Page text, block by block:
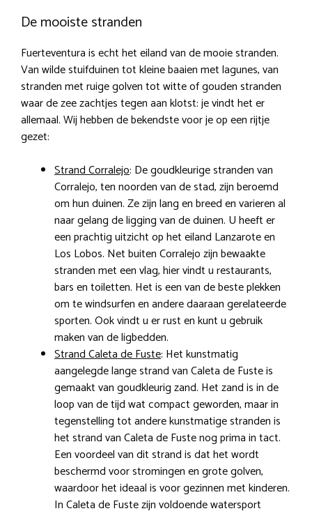
De mooiste stranden
Fuerteventura is echt het eiland van de mooie stranden.
Van wilde stuifduinen tot kleine baaien met lagunes, van
stranden met ruige golven tot witte of gouden stranden
waar de zee zachtjes tegen aan klotst: je vindt het er
allemaal. Wij hebben de bekendste voor je op een rijtje
gezet:
Strand Corralejo: De goudkleurige stranden van
Corralejo, ten noorden van de stad, zijn beroemd
om hun duinen. Ze zijn lang en breed en varieren al
naar gelang de ligging van de duinen. U heeft er
een prachtig uitzicht op het eiland Lanzarote en
Los Lobos. Net buiten Corralejo zijn bewaakte
stranden met een vlag, hier vindt u restaurants,
bars en toiletten. Het is een van de beste plekken
om te windsurfen en andere daaraan gerelateerde
sporten. Ook vindt u er rust en kunt u gebruik
maken van de ligbedden.
Strand Caleta de Fuste: Het kunstmatig
aangelegde lange strand van Caleta de Fuste is
gemaakt van goudkleurig zand. Het zand is in de
loop van de tijd wat compact geworden, maar in
tegenstelling tot andere kunstmatige stranden is
het strand van Caleta de Fuste nog prima in tact.
Een voordeel van dit strand is dat het wordt
beschermd voor stromingen en grote golven,
waardoor het ideaal is voor gezinnen met kinderen.
In Caleta de Fuste zijn voldoende watersport